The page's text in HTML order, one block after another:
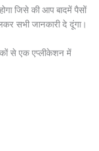
जिसे की आप बादमें पैसों
सभी जानकारी दे दूंगा।
से एक एप्लीकेशन में